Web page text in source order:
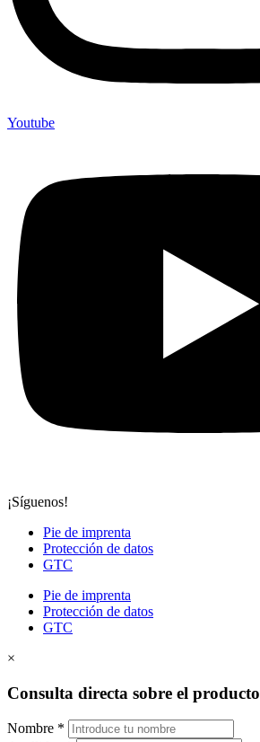
Youtube
¡Síguenos!
Pie de imprenta
Protección de datos
GTC
Pie de imprenta
Protección de datos
GTC
×
Consulta directa sobre el producto
Nombre *